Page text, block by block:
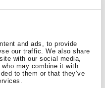
and ads, to provide
our traffic. We also share
with our social media,
may combine it with
to them or that they’ve
nagradzany
wieloma prestiżowymi
International Good
Design Award,
Award.